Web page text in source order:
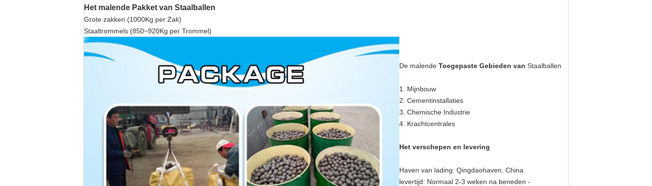
Het malende Pakket van Staalballen
Grote zakken (1000Kg per Zak)
Staaltrommels (850~920Kg per Trommel)
De malende Toegepaste Gebieden van Staalballen
1. Mijnbouw
2. Cementinstallaties
3. Chemische Industrie
4. Krachtcentrales
Het verschepen en levering
Haven van lading: Qingdaohaven, China
levertijd: Normaal 2-3 weken na beneden -